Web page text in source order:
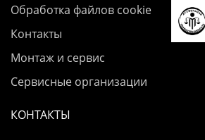
Обработка файлов cookie
Контакты
Монтаж и сервис
Сервисные организации
КОНТАКТЫ